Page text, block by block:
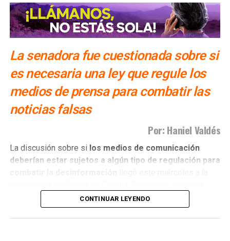
La senadora fue cuestionada sobre si
es necesaria una ley que regule los
medios de prensa para combatir las
noticias falsas
Por: Haniel Valdés
La discusión sobre si los medios de comunicación
deberían estar sujetos a algún tipo de regulación para
presidenta hizo un llamado a que quienes ejercen el
periodismo actúen con ética y apego a la verdad.
CONTINUAR LEYENDO